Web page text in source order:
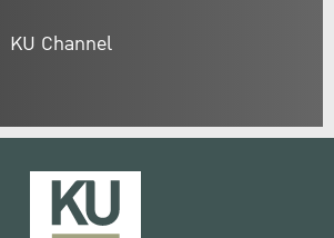
KU Channel